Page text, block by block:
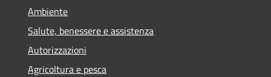
Ambiente
Salute, benessere e assistenza
Autorizzazioni
Agricoltura e pesca